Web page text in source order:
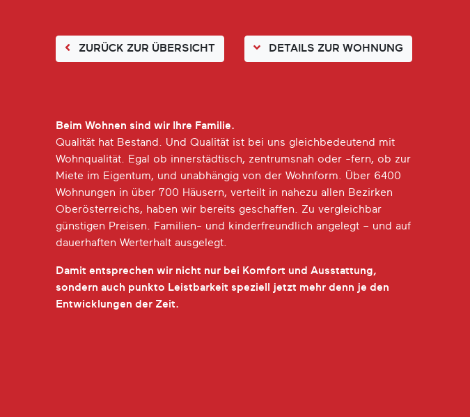
ZURÜCK ZUR ÜBERSICHT DETAILS ZUR WOHNUNG
Beim Wohnen sind wir Ihre Familie.
Qualität hat Bestand. Und Qualität ist bei uns gleichbedeutend mit
Wohnqualität. Egal ob innerstädtisch, zentrumsnah oder -fern, ob zur
Miete im Eigentum, und unabhängig von der Wohnform. Über 6400
Wohnungen in über 700 Häusern, verteilt in nahezu allen Bezirken
Oberösterreichs, haben wir bereits geschaffen. Zu vergleichbar
günstigen Preisen. Familien- und kinderfreundlich angelegt – und auf
dauerhaften Werterhalt ausgelegt.
Damit entsprechen wir nicht nur bei Komfort und Ausstattung,
sondern auch punkto Leistbarkeit speziell jetzt mehr denn je den
Entwicklungen der Zeit.